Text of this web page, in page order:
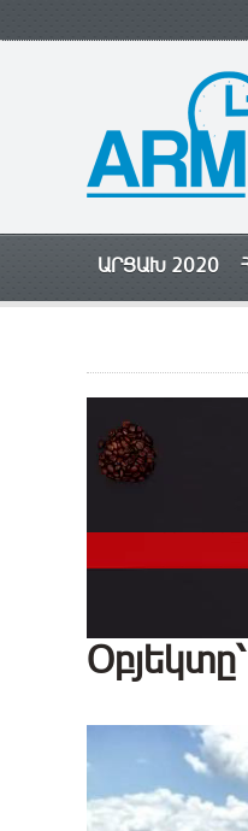
ԱՐՑԱԽ 2020